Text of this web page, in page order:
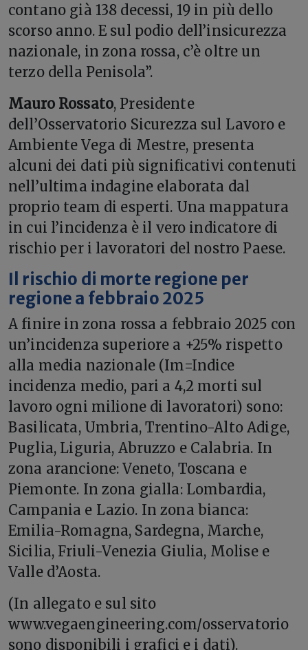
contano già 138 decessi, 19 in più dello
scorso anno. E sul podio dell’insicurezza
nazionale, in zona rossa, c’è oltre un
terzo della Penisola”.
Mauro Rossato, Presidente
dell’Osservatorio Sicurezza sul Lavoro e
Ambiente Vega di Mestre, presenta
alcuni dei dati più significativi contenuti
nell’ultima indagine elaborata dal
proprio team di esperti. Una mappatura
in cui l’incidenza è il vero indicatore di
rischio per i lavoratori del nostro Paese.
Il rischio di morte regione per
regione a febbraio 2025
A finire in zona rossa a febbraio 2025 con
un’incidenza superiore a +25% rispetto
alla media nazionale (Im=Indice
incidenza medio, pari a 4,2 morti sul
lavoro ogni milione di lavoratori) sono:
Basilicata, Umbria, Trentino-Alto Adige,
Puglia, Liguria, Abruzzo e Calabria. In
zona arancione: Veneto, Toscana e
Piemonte. In zona gialla: Lombardia,
Campania e Lazio. In zona bianca:
Emilia-Romagna, Sardegna, Marche,
Sicilia, Friuli-Venezia Giulia, Molise e
Valle d’Aosta.
(In allegato e sul sito
www.vegaengineering.com/osservatorio
sono disponibili i grafici e i dati).